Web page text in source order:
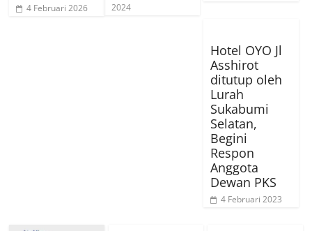
4 Februari 2026
2024
Hotel OYO Jl
Asshirot
ditutup oleh
Lurah
Sukabumi
Selatan,
Begini
Respon
Anggota
Dewan PKS
4 Februari 2023